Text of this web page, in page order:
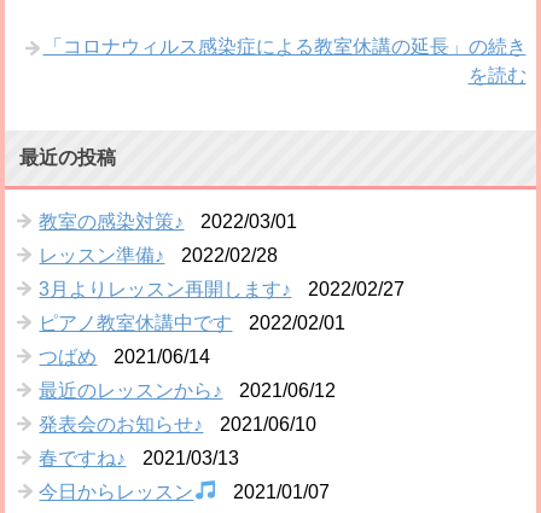
「コロナウィルス感染症による教室休講の延長」の続き
を読む
最近の投稿
教室の感染対策♪
2022/03/01
レッスン準備♪
2022/02/28
3月よりレッスン再開します♪
2022/02/27
ピアノ教室休講中です
2022/02/01
つばめ
2021/06/14
最近のレッスンから♪
2021/06/12
発表会のお知らせ♪
2021/06/10
春ですね♪
2021/03/13
今日からレッスン
2021/01/07